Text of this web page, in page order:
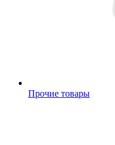
Прочие товары